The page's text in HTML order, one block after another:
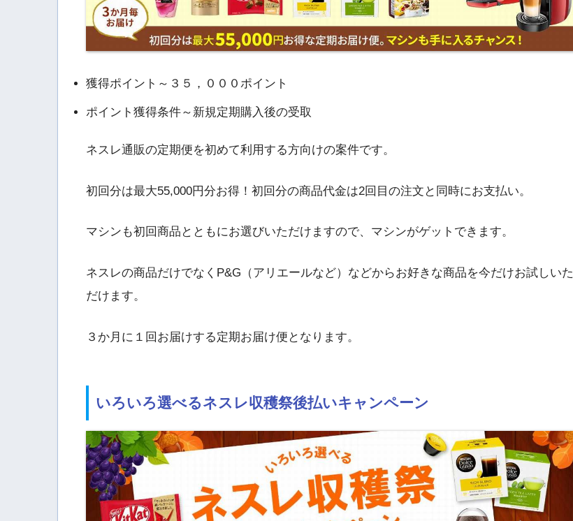
獲得ポイント～３５，０００ポイント
ポイント獲得条件～新規定期購入後の受取
ネスレ通販の定期便を初めて利用する方向けの案件です。
初回分は最大55,000円分お得！初回分の商品代金は2回目の注文と同時にお支払い。
マシンも初回商品とともにお選びいただけますので、マシンがゲットできます。
ネスレの商品だけでなくP&G（アリエールなど）などからお好きな商品を今だけお試しいた
だけます。
３か月に１回お届けする定期お届け便となります。
いろいろ選べるネスレ収穫祭後払いキャンペーン